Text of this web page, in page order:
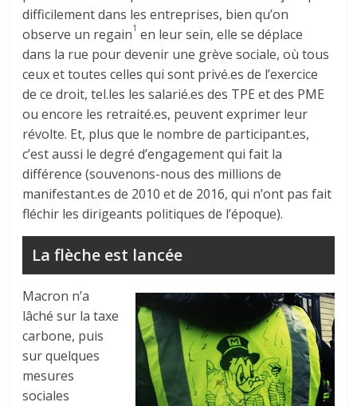
difficilement dans les entreprises, bien qu’on
observe un regain1 en leur sein, elle se déplace
dans la rue pour devenir une grève sociale, où tous
ceux et toutes celles qui sont privé.es de l’exercice
de ce droit, tel.les les salarié.es des TPE et des PME
ou encore les retraité.es, peuvent exprimer leur
révolte. Et, plus que le nombre de participant.es,
c’est aussi le degré d’engagement qui fait la
différence (souvenons-nous des millions de
manifestant.es de 2010 et de 2016, qui n’ont pas fait
fléchir les dirigeants politiques de l’époque).
La flèche est lancée
Macron n’a
lâché sur la taxe
carbone, puis
sur quelques
mesures
sociales